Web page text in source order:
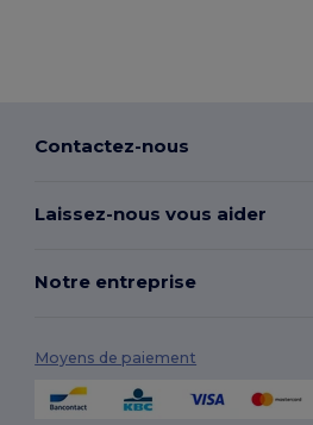
Contactez-nous
Laissez-nous vous aider
Notre entreprise
Moyens de paiement